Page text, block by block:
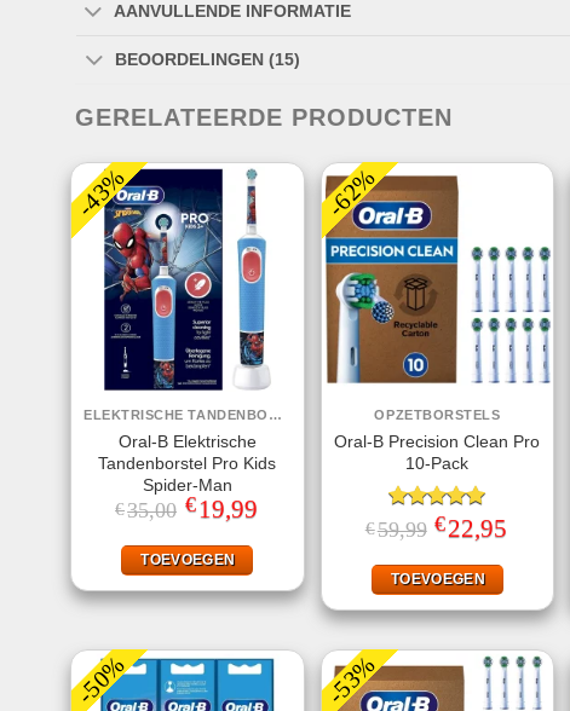
AANVULLENDE INFORMATIE
BEOORDELINGEN (15)
GERELATEERDE PRODUCTEN
-43%
ELEKTRISCHE TANDENBORSTELS
Oral-B Elektrische
Tandenborstel Pro Kids
Spider-Man
€35,00 Oorspronkelijke
prijs
€35,00.
€ 19,99Huidige
TOEVOEGEN
-62%
OPZETBORSTELS
Oral-B Precision Clean Pro
10-Pack
Gewaardeerd
5.00uit 5
€59,99 Oorspronkelijke
prijs
€59,99.
€22,95
TOEVOEGEN
-50% -53%